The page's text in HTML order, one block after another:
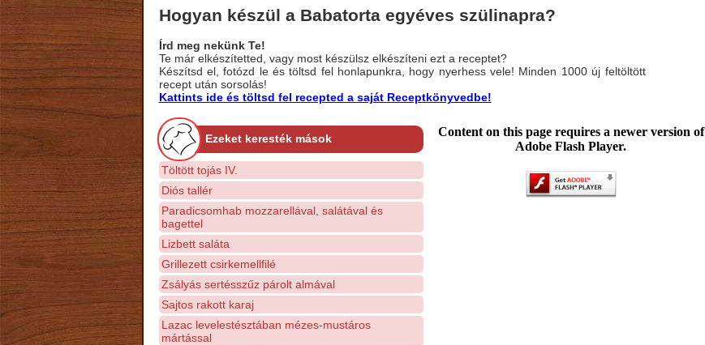
Hogyan készül a Babatorta egyéves szülinapra?
Írd meg nekünk Te!
Te már elkészítetted, vagy most készülsz elkészíteni ezt a receptet?
Készítsd el, fotózd le és töltsd fel honlapunkra, hogy nyerhess vele! Minden 1000 új feltöltött
recept után sorsolás!
Kattints ide és töltsd fel recepted a saját Receptkönyvedbe!
Ezeket keresték mások
Töltött tojás IV.
Diós tallér
Paradicsomhab mozzarellával, salátával és
bagettel
Lizbett saláta
Grillezett csirkemellfilé
Zsályás sertésszűz párolt almával
Sajtos rakott karaj
Lazac levelestésztában mézes-mustáros
mártással
Content on this page requires a newer version of
Adobe Flash Player.